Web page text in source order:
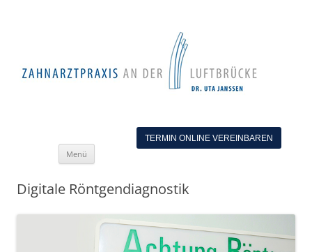
TERMIN ONLINE VEREINBAREN
Menü
Digitale Röntgendiagnostik